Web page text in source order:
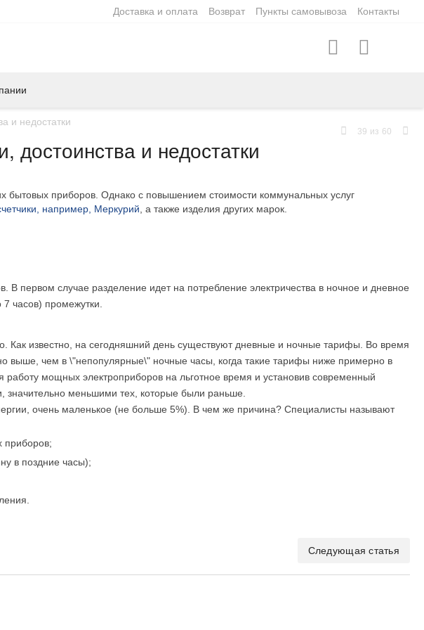
Доставка и оплата Возврат Пункты самовывоза Контакты
и недостатки
39 из 60
достоинства и недостатки
бытовых приборов. Однако с повышением стоимости коммунальных услуг
например, Меркурий , а также изделия других марок.
первом случае разделение идет на потребление электричества в ночное и дневное
часов) промежутки.
Как известно, на сегодняшний день существуют дневные и ночные тарифы. Во время
выше, чем в \"непопулярные\" ночные часы, когда такие тарифы ниже примерно в
мощных электроприборов на льготное время и установив современный
значительно меньшими тех, которые были раньше.
очень маленькое (не больше 5%). В чем же причина? Специалисты называют
приборов;
в поздние часы);
Следующая статья